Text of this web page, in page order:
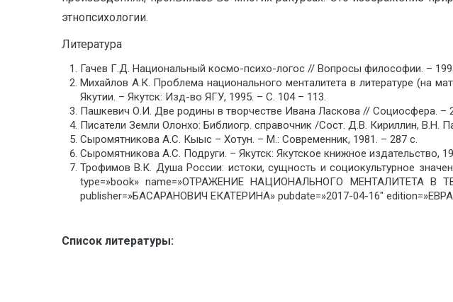
этнопсихологии.
Литература
Гачев Г.Д. Национальный космо-психо-логос // Вопросы философии. –
Михайлов А.К. Проблема национального менталитета в литературе (на
Якутии. – Якутск: Изд-во ЯГУ, 1995. – С. 104 – 113.
Пашкевич О.И. Две родины в творчестве Ивана Ласкова // Социосфера. –
Писатели Земли Олонхо: Библиогр. справочник /Сост. Д.В. Кириллин, В.Н.
Сыромятникова А.С. Кыыс – Хотун. – М.: Современник, 1981. – 287 с.
Сыромятникова А.С. Подруги. – Якутск: Якутское книжное издательство,
Трофимов В.К. Душа России: истоки, сущность и социокультурное
type=»book» name=»ОТРАЖЕНИЕ НАЦИОНАЛЬНОГО МЕНТАЛИТЕТА В
publisher=»БАСАРАНОВИЧ ЕКАТЕРИНА» pubdate=»2017-04-16″
Список литературы: